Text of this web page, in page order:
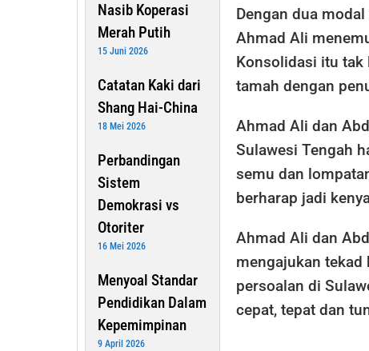
Nasib Koperasi
Merah Putih
15 Juni 2026
Catatan Kaki dari
Shang Hai-China
18 Mei 2026
Perbandingan
Sistem
Demokrasi vs
Otoriter
16 Mei 2026
Menyoal Standar
Pendidikan Dalam
Kepemimpinan
9 April 2026
Dengan dua
Ahmad Ali
Konsolidasi itu tak
tamah dengan
Ahmad Ali dan
Sulawesi Tengah
semu dan
berharap jadi
Ahmad Ali dan
mengajukan tekad
persoalan di
cepat, tepat dan